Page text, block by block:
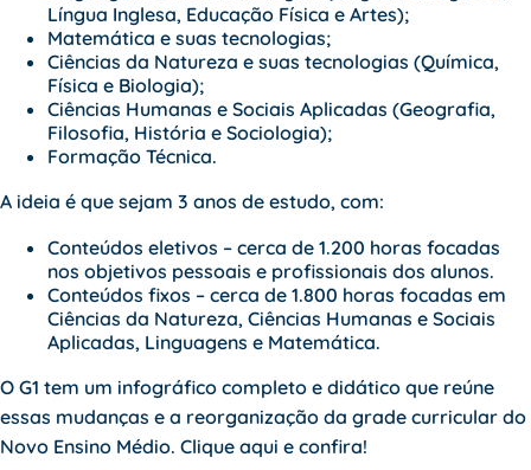
Língua Inglesa, Educação Física e Artes);
Matemática e suas tecnologias;
Ciências da Natureza e suas tecnologias (Química,
Física e Biologia);
Ciências Humanas e Sociais Aplicadas (Geografia,
Filosofia, História e Sociologia);
Formação Técnica.
A ideia é que sejam 3 anos de estudo, com:
Conteúdos eletivos – cerca de 1.200 horas focadas
nos objetivos pessoais e profissionais dos alunos.
Conteúdos fixos – cerca de 1.800 horas focadas em
Ciências da Natureza, Ciências Humanas e Sociais
Aplicadas, Linguagens e Matemática.
O G1 tem um infográfico completo e didático que reúne
essas mudanças e a reorganização da grade curricular do
Novo Ensino Médio. Clique aqui e confira!